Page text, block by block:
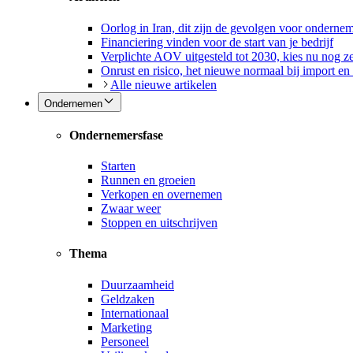
Oorlog in Iran, dit zijn de gevolgen voor
Financiering vinden voor de start van je bedrijf
Verplichte AOV uitgesteld tot 2030, kies nu nog
Onrust en risico, het nieuwe normaal bij import en
Alle nieuwe artikelen
Ondernemen
Ondernemersfase
Starten
Runnen en groeien
Verkopen en overnemen
Zwaar weer
Stoppen en uitschrijven
Thema
Duurzaamheid
Geldzaken
Internationaal
Marketing
Personeel